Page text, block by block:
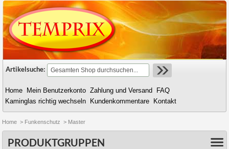
Artikelsuche:
Home Mein Benutzerkonto Zahlung und Versand
FAQ
Kaminglas richtig wechseln
Kundenkommentare Kontakt
Home > Funkenschutz > Master
PRODUKTGRUPPEN